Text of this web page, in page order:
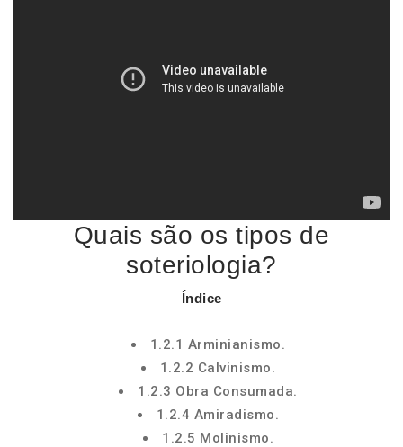
Quais são os tipos de
soteriologia?
Índice
1.2.1 Arminianismo.
1.2.2 Calvinismo.
1.2.3 Obra Consumada.
1.2.4 Amiradismo.
1.2.5 Molinismo.